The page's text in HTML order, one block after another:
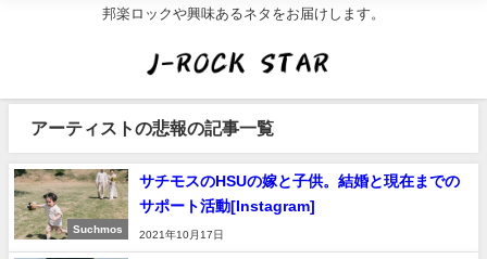
邦楽ロックや興味あるネタをお届けします。
アーティストの悲報の記事一覧
Suchmos
サチモスのHSUの嫁と子供。結婚と現在までの
サポート活動[Instagram]
2021年10月17日